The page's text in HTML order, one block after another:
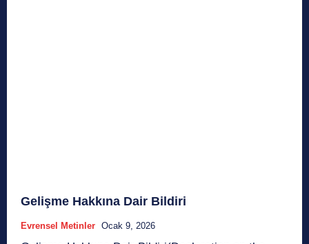
Gelişme Hakkına Dair Bildiri
Evrensel Metinler Ocak 9, 2026